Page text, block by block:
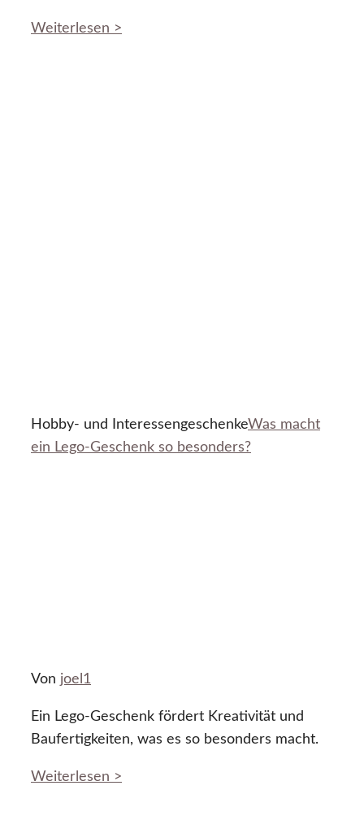
Weiterlesen >
Hobby- und InteressengeschenkeWas macht
ein Lego-Geschenk so besonders?
Von joel1
Ein Lego-Geschenk fördert Kreativität und
Baufertigkeiten, was es so besonders macht.
Weiterlesen >